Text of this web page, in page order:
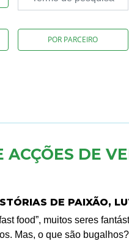
POR PARCEIRO
ACÇÕES DE
DE PAIXÃO,
food”, muitos seres
Mas, o que são